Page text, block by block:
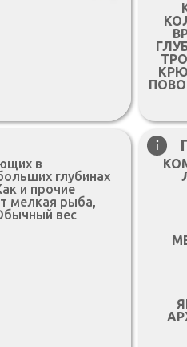
в
глубинах
и прочие
мелкая рыба,
вес